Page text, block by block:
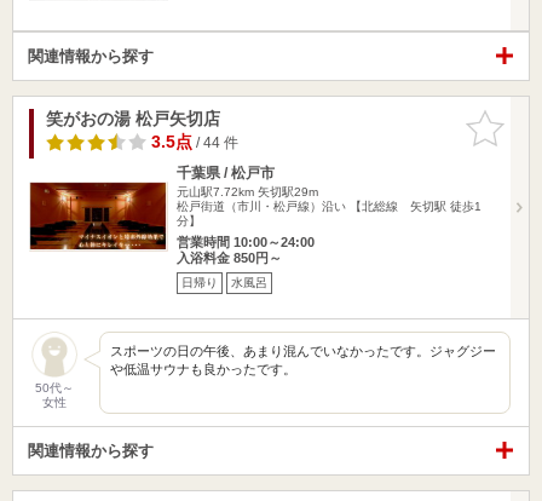
関連情報から探す
お気に入
りに追加
笑がおの湯 松戸矢切店
3.5点/ 44 件
千葉県 / 松戸市
元山駅7.72km 矢切駅29m
松戸街道（市川・松戸線）沿い 【北総線 矢切駅 徒歩1
分】
営業時間 10:00～24:00
入浴料金 850円～
日帰り 水風呂
50代～
女性
スポーツの日の午後、あまり混んでいなかったです。ジャグジー
や低温サウナも良かったです。
関連情報から探す